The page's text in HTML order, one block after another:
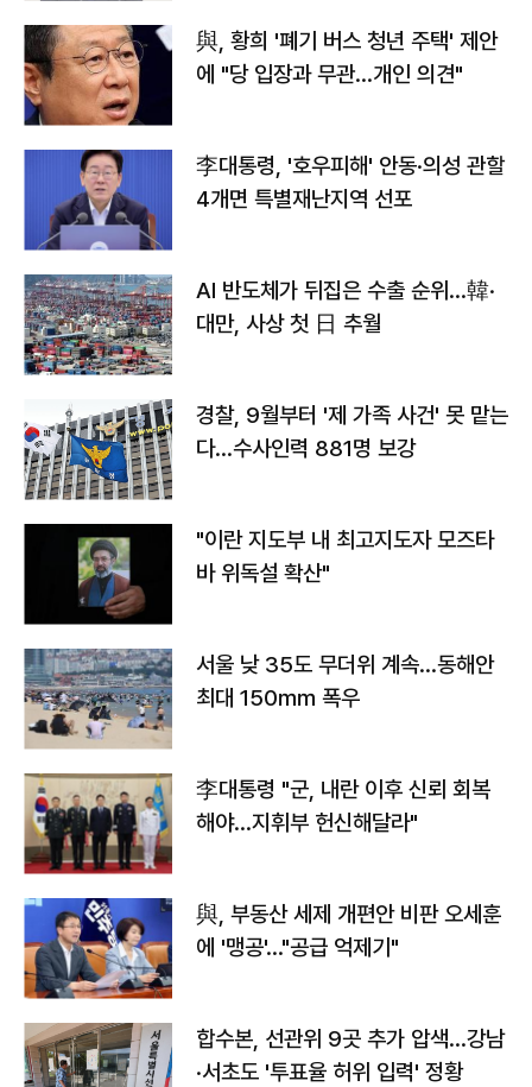
與, 황희 '폐기 버스 청년 주택' 제안
에 "당 입장과 무관…개인 의견"
李대통령, '호우피해' 안동·의성 관할
4개면 특별재난지역 선포
AI 반도체가 뒤집은 수출 순위…韓·
대만, 사상 첫 日 추월
경찰, 9월부터 '제 가족 사건' 못 맡는
다…수사인력 881명 보강
"이란 지도부 내 최고지도자 모즈타
바 위독설 확산"
서울 낮 35도 무더위 계속…동해안
최대 150㎜ 폭우
李대통령 "군, 내란 이후 신뢰 회복
해야…지휘부 헌신해달라"
與, 부동산 세제 개편안 비판 오세훈
에 '맹공'…"공급 억제기"
합수본, 선관위 9곳 추가 압색…강남
·서초도 '투표율 허위 입력' 정황